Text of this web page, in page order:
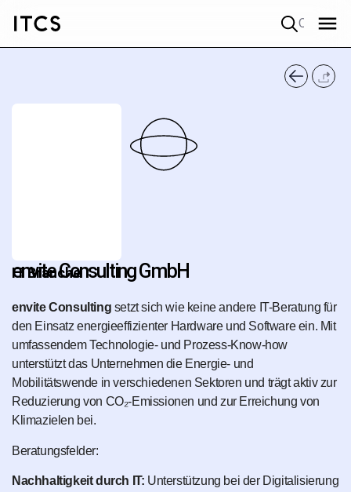
envite Consulting GmbH
IT Branche
envite Consulting setzt sich wie keine andere IT-Beratung für
den Einsatz energieeffizienter Hardware und Software ein. Mit
umfassendem Technologie- und Prozess-Know-how
unterstützt das Unternehmen die Energie- und
Mobilitätswende in verschiedenen Sektoren und trägt aktiv zur
Reduzierung von CO₂-Emissionen und zur Erreichung von
Klimazielen bei.
Beratungsfelder:
Nachhaltigkeit durch IT: Unterstützung bei der Digitalisierung